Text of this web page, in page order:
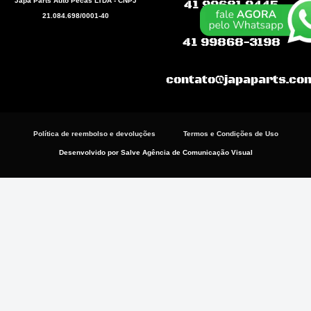
a
21.084.698/0001-40
41 99681.9445
41 99868-3198
Política de reembolso e devoluções Termos e Condições de Uso
Desenvolvido por Salve Agência de Comunicação Visual